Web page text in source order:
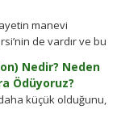
manevi
de vardır ve bu
Nedir? Neden
Ödüyoruz?
küçük olduğunu,